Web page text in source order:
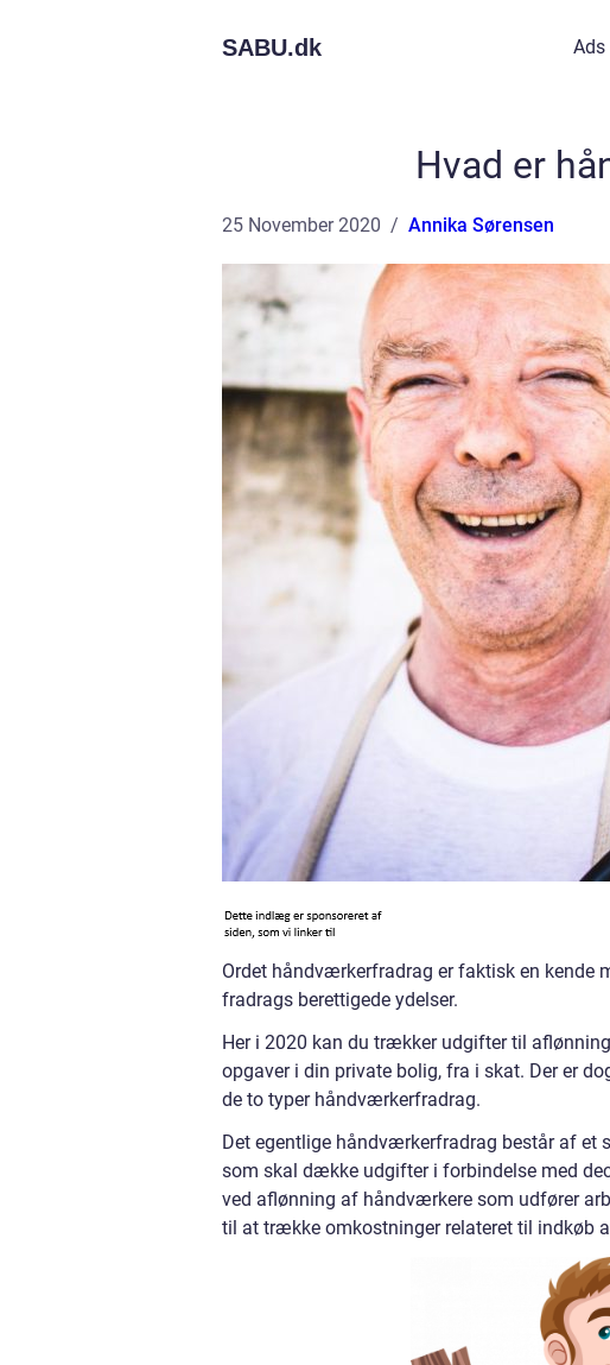
SABU.dk Ads
Hvad er
25 November 2020 Annika Sørensen
Ordet håndværkerfradrag er faktisk en kende
fradrags berettigede ydelser.
Her i 2020 kan du trækker udgifter til
opgaver i din private bolig, fra i skat. Der er
de to typer håndværkerfradrag.
Det egentlige håndværkerfradrag består af et
som skal dække udgifter i forbindelse med
ved aflønning af håndværkere som udfører
til at trække omkostninger relateret til indkøb